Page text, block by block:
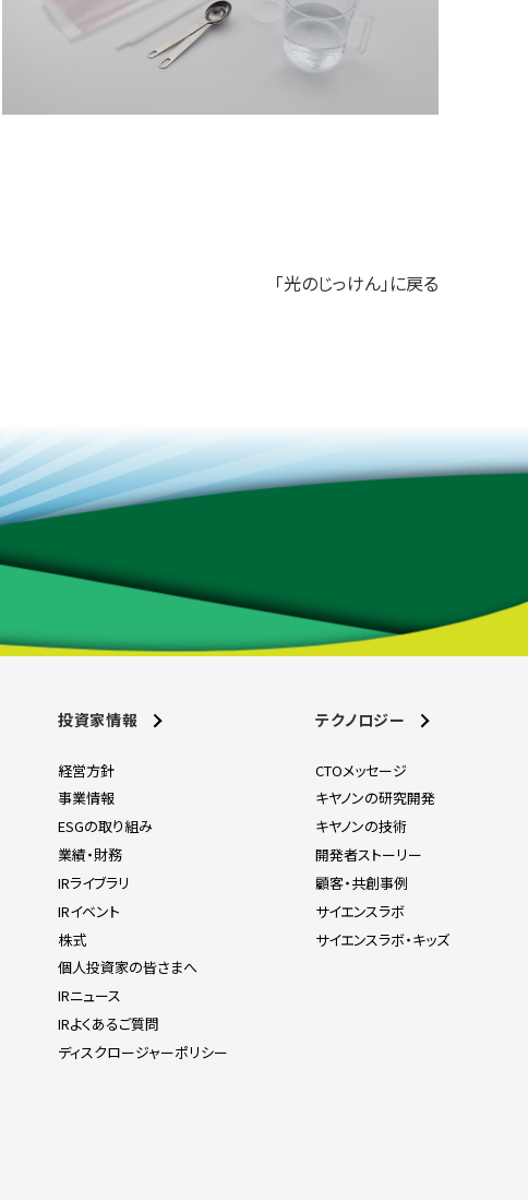
「光のじっけん」に戻る
投資家情報
経営方針
事業情報
ESGの取り組み
業績・財務
IRライブラリ
IRイベント
株式
個人投資家の皆さまへ
IRニュース
IRよくあるご質問
ディスクロージャーポリシー
テクノロジー
CTOメッセージ
キヤノンの研究開発
キヤノンの技術
開発者ストーリー
顧客・共創事例
サイエンスラボ
サイエンスラボ・キッズ